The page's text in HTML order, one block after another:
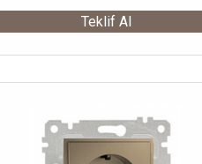
Teklif Al